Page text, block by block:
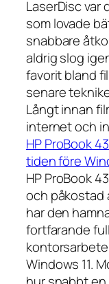
LaserDisc var
som lovade
snabbare
aldrig slog
favorit bland
senare
Långt innan
internet och
HP ProBook
tiden före
HP ProBook
och påkostad
har den
fortfarande
Windows 11.